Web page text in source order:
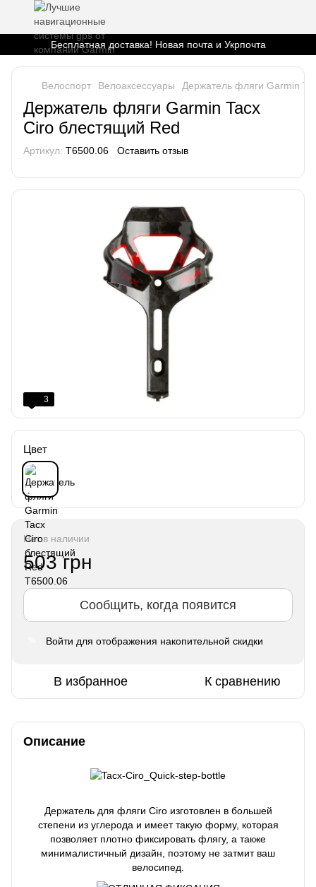
Бесплатная доставка! Новая почта и Укрпочта
Велоспорт Велоаксессуары Держатель фляги Garmin
Держатель фляги Garmin Tacx
Ciro блестящий Red
Артикул: T6500.06 Оставить отзыв
3
Цвет
Нет в наличии
503 грн
Сообщить, когда появится
Войти для отображения накопительной скидки
В избранное К сравнению
Описание
Держатель для фляги Ciro изготовлен в большей
степени из углерода и имеет такую ​​форму, которая
позволяет плотно фиксировать флягу, а также
минималистичный дизайн, поэтому не затмит ваш
велосипед.